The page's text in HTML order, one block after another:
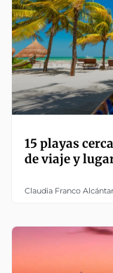
15 playas
de viaje y
Claudia Franco